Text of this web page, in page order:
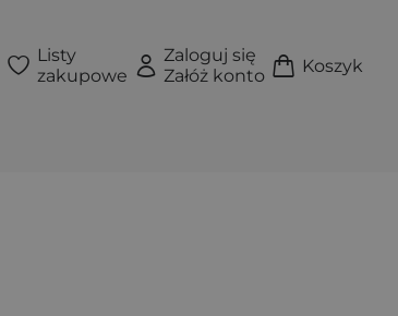
Listy
zakupowe
Zaloguj się
Załóż konto
Koszyk